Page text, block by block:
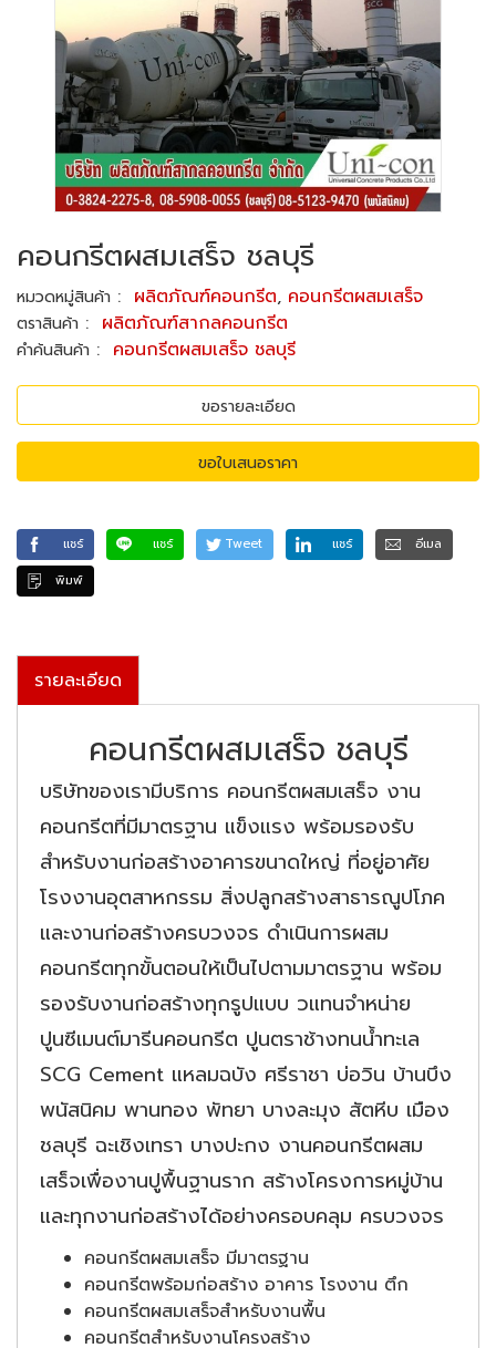
คอนกรีตผสมเสร็จ ชลบุรี
หมวดหมู่สินค้า : ผลิตภัณฑ์คอนกรีต, คอนกรีตผสมเสร็จ
ตราสินค้า : ผลิตภัณฑ์สากลคอนกรีต
คำค้นสินค้า : คอนกรีตผสมเสร็จ ชลบุรี
ขอรายละเอียด
ขอใบเสนอราคา
แชร์ แชร์ Tweet แชร์
อีเมล
พิมพ์
รายละเอียด
คอนกรีตผสมเสร็จ ชลบุรี
บริษัทของเรามีบริการ คอนกรีตผสมเสร็จ งาน
คอนกรีตที่มีมาตรฐาน แข็งแรง พร้อมรองรับ
สำหรับงานก่อสร้างอาคารขนาดใหญ่ ที่อยู่อาศัย
โรงงานอุตสาหกรรม สิ่งปลูกสร้างสาธารณูปโภค
และงานก่อสร้างครบวงจร ดำเนินการผสม
คอนกรีตทุกขั้นตอนให้เป็นไปตามมาตรฐาน พร้อม
รองรับงานก่อสร้างทุกรูปแบบ วแทนจำหน่าย
ปูนซีเมนต์มารีนคอนกรีต ปูนตราช้างทนน้ำทะเล
SCG Cement แหลมฉบัง ศรีราชา บ่อวิน บ้านบึง
พนัสนิคม พานทอง พัทยา บางละมุง สัตหีบ เมือง
ชลบุรี ฉะเชิงเทรา บางปะกง งานคอนกรีตผสม
เสร็จเพื่องานปูพื้นฐานราก สร้างโครงการหมู่บ้าน
และทุกงานก่อสร้างได้อย่างครอบคลุม ครบวงจร
คอนกรีตผสมเสร็จ มีมาตรฐาน
คอนกรีตพร้อมก่อสร้าง อาคาร โรงงาน ตึก
คอนกรีตผสมเสร็จสำหรับงานพื้น
คอนกรีตสำหรับงานโครงสร้าง